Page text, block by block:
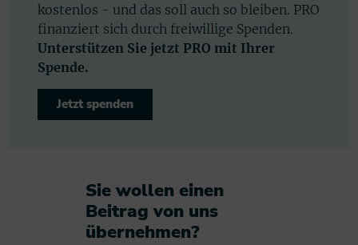
kostenlos - und das soll auch so bleiben. PRO
finanziert sich durch freiwillige Spenden.
Unterstützen Sie jetzt PRO mit Ihrer
Spende.
Jetzt spenden
Sie wollen einen
Beitrag von uns
übernehmen?​